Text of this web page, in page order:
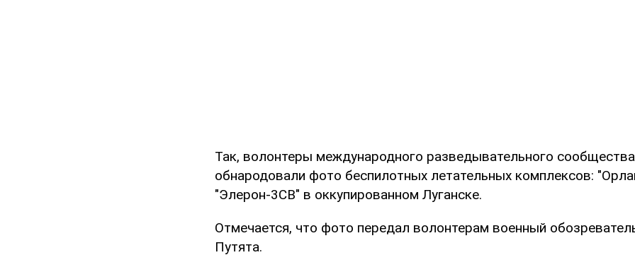
Так, волонтеры международного разведывательного сообщества
обнародовали фото беспилотных летательных комплексов:
"Элерон-3СВ" в оккупированном Луганске.
Отмечается, что фото передал волонтерам военный
Путята.